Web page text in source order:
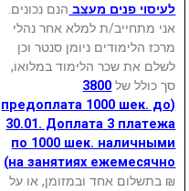
לעיסוי פנים מעצב הנם נכונים.
אני מתחייב/ת למלא אחר נהלי
מרכז הלימודים ניומן סנטר וכן
לשלם את שכר הלימוד במלואו,
סך כולל של 3800
(предоплата 1000 шек. до
30.01. Доплата 3 платежа
по 1000 шек. наличными
на занятиях ежемесячно)
₪ בתשלום אחד ובמזומן, או על